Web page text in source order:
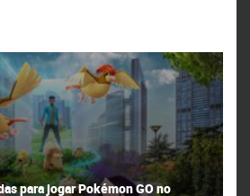
para jogar Pokémon GO no